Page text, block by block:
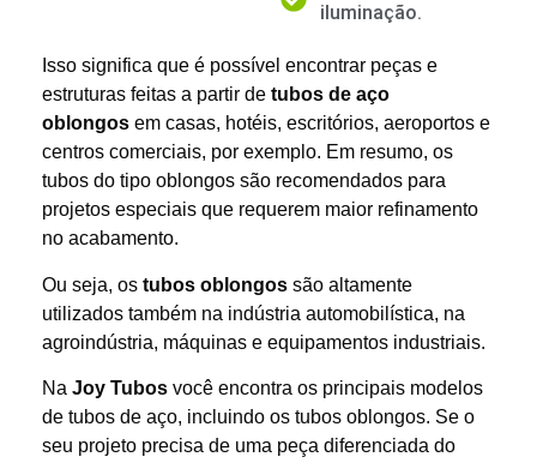
iluminação.
Isso significa que é possível encontrar peças e
estruturas feitas a partir de tubos de aço
oblongos em casas, hotéis, escritórios, aeroportos e
centros comerciais, por exemplo. Em resumo, os
tubos do tipo oblongos são recomendados para
projetos especiais que requerem maior refinamento
no acabamento.
Ou seja, os tubos oblongos são altamente
utilizados também na indústria automobilística, na
agroindústria, máquinas e equipamentos industriais.
Na Joy Tubos você encontra os principais modelos
de tubos de aço, incluindo os tubos oblongos. Se o
seu projeto precisa de uma peça diferenciada do